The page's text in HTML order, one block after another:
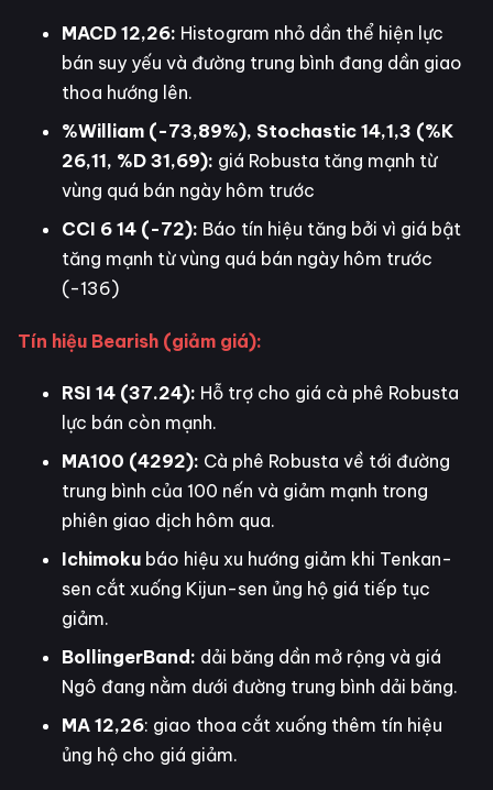
MACD 12,26: Histogram nhỏ dần thể hiện lực
bán suy yếu và đường trung bình đang dần giao
thoa hướng lên.
%William (-73,89%), Stochastic 14,1,3 (%K
26,11, %D 31,69): giá Robusta tăng mạnh từ
vùng quá bán ngày hôm trước
CCI 6 14 (-72): Báo tín hiệu tăng bởi vì giá bật
tăng mạnh từ vùng quá bán ngày hôm trước
(-136)
Tín hiệu Bearish (giảm giá):
RSI 14 (37.24): Hỗ trợ cho giá cà phê Robusta
lực bán còn mạnh.
MA100 (4292): Cà phê Robusta về tới đường
trung bình của 100 nến và giảm mạnh trong
phiên giao dịch hôm qua.
Ichimoku báo hiệu xu hướng giảm khi Tenkan-
sen cắt xuống Kijun-sen ủng hộ giá tiếp tục
giảm.
BollingerBand: dải băng dần mở rộng và giá
Ngô đang nằm dưới đường trung bình dải băng.
MA 12,26: giao thoa cắt xuống thêm tín hiệu
ủng hộ cho giá giảm.